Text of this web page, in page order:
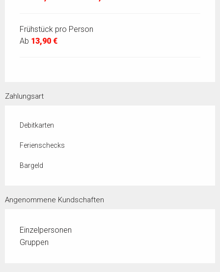
Frühstück pro Person
Ab 13,90 €
Zahlungsart
Debitkarten
Ferienschecks
Bargeld
Angenommene Kundschaften
Einzelpersonen
Gruppen